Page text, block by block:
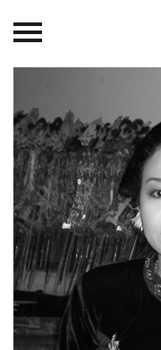
Beranda
Permohonan Hibah
Sekolah Pemikiran
Perempuan
Etalase
Blog CME
Proyek Terdahulu